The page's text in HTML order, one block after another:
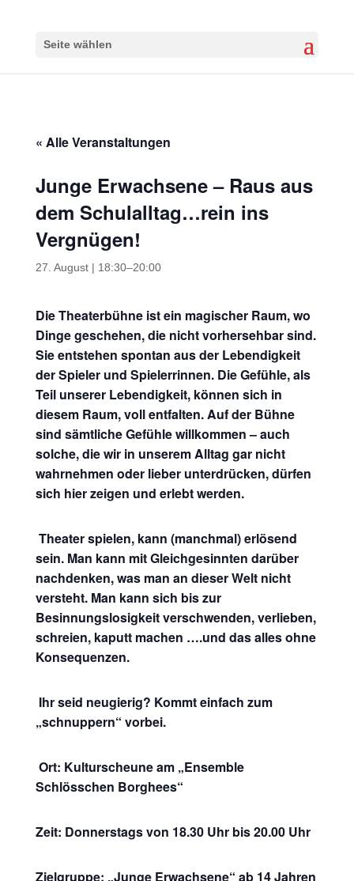
Seite wählen
« Alle Veranstaltungen
Junge Erwachsene – Raus aus
dem Schulalltag…rein ins
Vergnügen!
27. August | 18:30–20:00
Die Theaterbühne ist ein magischer Raum, wo
Dinge geschehen, die nicht vorhersehbar sind.
Sie entstehen spontan aus der Lebendigkeit
der Spieler und Spielerrinnen. Die Gefühle, als
Teil unserer Lebendigkeit, können sich in
diesem Raum, voll entfalten. Auf der Bühne
sind sämtliche Gefühle willkommen – auch
solche, die wir in unserem Alltag gar nicht
wahrnehmen oder lieber unterdrücken, dürfen
sich hier zeigen und erlebt werden.
Theater spielen, kann (manchmal) erlösend
sein. Man kann mit Gleichgesinnten darüber
nachdenken, was man an dieser Welt nicht
versteht. Man kann sich bis zur
Besinnungslosigkeit verschwenden, verlieben,
schreien, kaputt machen ….und das alles ohne
Konsequenzen.
Ihr seid neugierig? Kommt einfach zum
„schnuppern“ vorbei.
Ort: Kulturscheune am „Ensemble
Schlösschen Borghees“
Zeit: Donnerstags von 18.30 Uhr bis 20.00 Uhr
Zielgruppe: „Junge Erwachsene“ ab 14 Jahren